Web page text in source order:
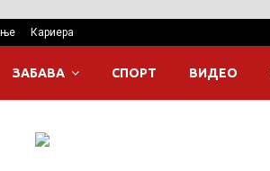
Кариера
ЗАБАВА СПОРТ ВИДЕО